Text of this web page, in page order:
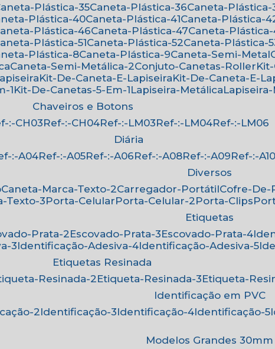
Caneta-Plástica-35 Caneta-Plástica-36 Caneta-Plástica-
Plástica-40 Caneta-Plástica-41 Caneta-Plástica-
Caneta-Plástica-46 Caneta-Plástica-47 Caneta-
Caneta-Plástica-51 Caneta-Plástica-52 Caneta-Plástica-
Plástica-8 Caneta-Plástica-9 Caneta-Semi-Metal
Caneta-Semi-Metálica-2 Conjuto-Canetas-Roller
Kit-De-Caneta-E-Lapiseira Kit-De-Caneta-E-
1
Kit-De-Canetas-5-Em-1 Lapiseira-Metálica
Chaveiros e Botons
:-CH03 Ref-:-CH04 Ref-:-LM03 Ref-:-LM04
Ref-:-LM06
Diária
:-A04 Ref-:-A05 Ref-:-A06 Ref-:-A08 Ref-:-A09 Ref-:-A10
Diversos
Caneta-Marca-Texto-2 Carregador-Portátil Cofre-
Texto-3 Porta-Celular Porta-Celular-2 Porta-Clips
Etiquetas
Prata-2 Escovado-Prata-3 Escovado-Prata-4
3 Identificação-Adesiva-4 Identificação-Adesiva-5
Etiquetas Resinada
Resinada-2 Etiqueta-Resinada-3
Etiqueta-
Identificação em PVC
2 Identificação-3 Identificação-4 Identificação-5
Modelos Grandes 30mm